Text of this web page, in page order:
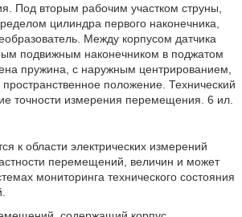
Под вторым рабочим участком струны,
цилиндра первого наконечника,
Между корпусом датчика
подвижным наконечником в поджатом
пружина, с наружным центрированием,
положение. Технический
точности измерения перемещения. 6 ил.
к области электрических измерений
перемещений, величин и может
мониторинга технического состояния